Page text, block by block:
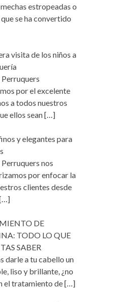
estropeadas o
se ha convertido
visita de los niños a
Perruquers
por el excelente
a todos nuestros
ellos sean[…]
y elegantes para
Perruquers nos
por enfocar la
clientes desde
DE
TODO LO QUE
SABER
darle a tu cabello un
liso y brillante, ¿no
el tratamiento de[…]